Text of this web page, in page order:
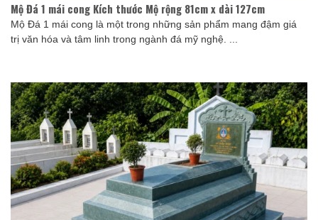
Mộ Đá 1 mái cong Kích thước Mộ rộng 81cm x dài 127cm
Mộ Đá 1 mái cong là một trong những sản phẩm mang đậm giá
trị văn hóa và tâm linh trong ngành đá mỹ nghệ. ...